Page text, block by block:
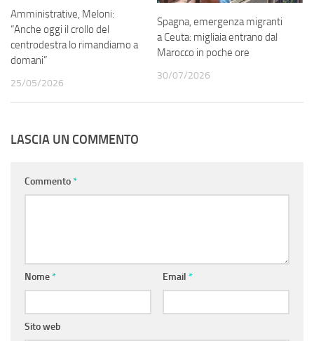
Amministrative, Meloni:
“Anche oggi il crollo del
centrodestra lo rimandiamo a
domani”
25/05/2026
Spagna, emergenza migranti
a Ceuta: migliaia entrano dal
Marocco in poche ore
30/07/2026
LASCIA UN COMMENTO
Commento*
Nome* Email *
Sito web